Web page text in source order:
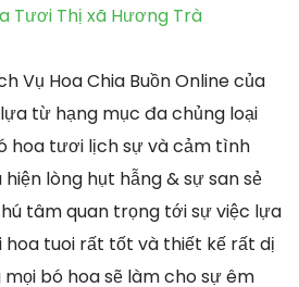
Tươi Thị xã Hương Trà
Vụ Hoa Chia Buồn Online của
từ hạng mục đa chủng loại
hoa tươi lịch sự và cảm tình
lòng hụt hẫng & sự san sẻ
tâm quan trọng tới sự việc lựa
hoa tuoi rất tốt và thiết kế rất dị
bó hoa sẽ làm cho sự êm